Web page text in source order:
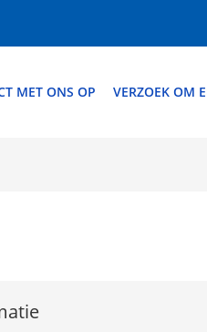
MET ONS OP VERZOEK OM